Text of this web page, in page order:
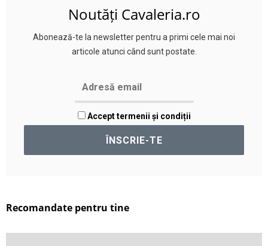
Noutăți Cavaleria.ro
Abonează-te la newsletter pentru a primi cele mai noi
articole atunci când sunt postate.
Accept termenii și condiții
Recomandate pentru tine